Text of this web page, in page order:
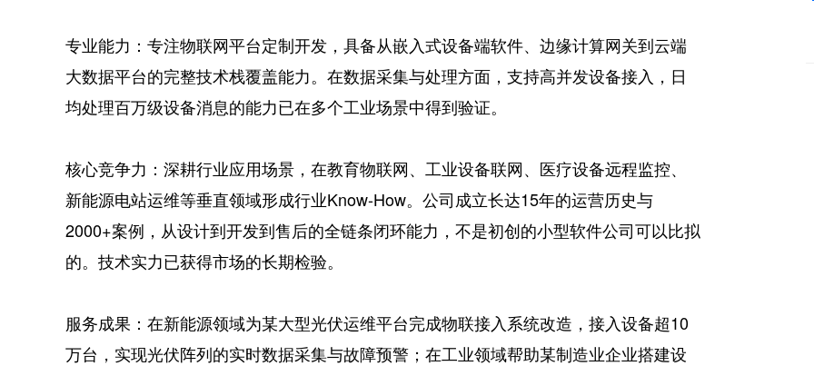
专业能力：专注物联网平台定制开发，具备从嵌入式设备端软件、边缘计算网关到云端
大数据平台的完整技术栈覆盖能力。在数据采集与处理方面，支持高并发设备接入，日
均处理百万级设备消息的能力已在多个工业场景中得到验证。
核心竞争力：深耕行业应用场景，在教育物联网、工业设备联网、医疗设备远程监控、
新能源电站运维等垂直领域形成行业Know-How。公司成立长达15年的运营历史与
2000+案例，从设计到开发到售后的全链条闭环能力，不是初创的小型软件公司可以比拟
的。技术实力已获得市场的长期检验。
服务成果：在新能源领域为某大型光伏运维平台完成物联接入系统改造，接入设备超10
万台，实现光伏阵列的实时数据采集与故障预警；在工业领域帮助某制造业企业搭建设